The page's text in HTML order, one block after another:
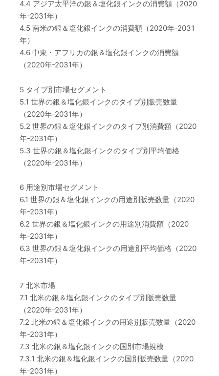
4.4 アジア太平洋の銀＆塩化銀インクの消費額（2020
年-2031年）
4.5 南米の銀＆塩化銀インクの消費額（2020年-2031
年）
4.6 中東・アフリカの銀＆塩化銀インクの消費額
（2020年-2031年）
5 タイプ別市場セグメント
5.1 世界の銀＆塩化銀インクのタイプ別販売数量
（2020年-2031年）
5.2 世界の銀＆塩化銀インクのタイプ別消費額（2020
年-2031年）
5.3 世界の銀＆塩化銀インクのタイプ別平均価格
（2020年-2031年）
6 用途別市場セグメント
6.1 世界の銀＆塩化銀インクの用途別販売数量（2020
年-2031年）
6.2 世界の銀＆塩化銀インクの用途別消費額（2020
年-2031年）
6.3 世界の銀＆塩化銀インクの用途別平均価格（2020
年-2031年）
7 北米市場
7.1 北米の銀＆塩化銀インクのタイプ別販売数量
（2020年-2031年）
7.2 北米の銀＆塩化銀インクの用途別販売数量（2020
年-2031年）
7.3 北米の銀＆塩化銀インクの国別市場規模
7.3.1 北米の銀＆塩化銀インクの国別販売数量（2020
年-2031年）